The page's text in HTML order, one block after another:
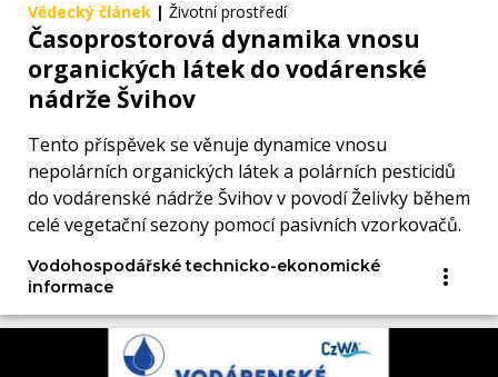
Vědecký článek | Životní prostředí
Časoprostorová dynamika vnosu
organických látek do vodárenské
nádrže Švihov
Tento příspěvek se věnuje dynamice vnosu
nepolárních organických látek a polárních pesticidů
do vodárenské nádrže Švihov v povodí Želivky během
celé vegetační sezony pomocí pasivních vzorkovačů.
Vodohospodářské technicko-ekonomické
informace